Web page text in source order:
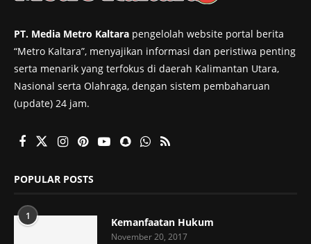
PT. Media Metro Kaltara pengelolah website portal berita
“Metro Kaltara”, menyajikan informasi dan peristiwa penting
serta menarik yang terfokus di daerah Kalimantan Utara,
Nasional serta Olahraga, dengan sistem pembaharuan
(update) 24 jam.
POPULAR POSTS
1 Kemanfaatan Hukum
November 20, 2017